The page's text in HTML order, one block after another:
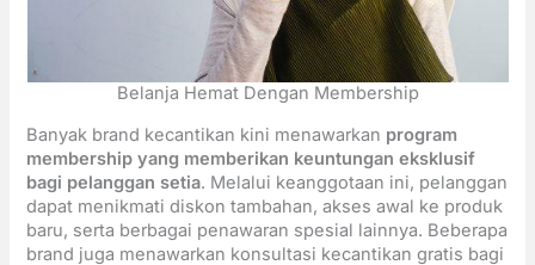
Belanja Hemat Dengan Membership
Banyak brand kecantikan kini menawarkan program
membership yang memberikan keuntungan eksklusif
bagi pelanggan setia. Melalui keanggotaan ini, pelanggan
dapat menikmati diskon tambahan, akses awal ke produk
baru, serta berbagai penawaran spesial lainnya. Beberapa
brand juga menawarkan konsultasi kecantikan gratis bagi